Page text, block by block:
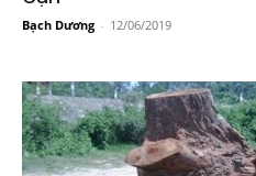
Bạch Dương - 12/06/2019